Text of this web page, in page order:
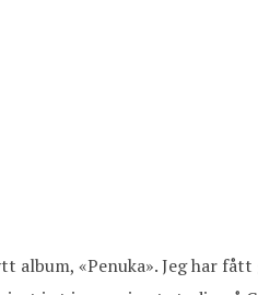
album, «Penuka». Jeg har